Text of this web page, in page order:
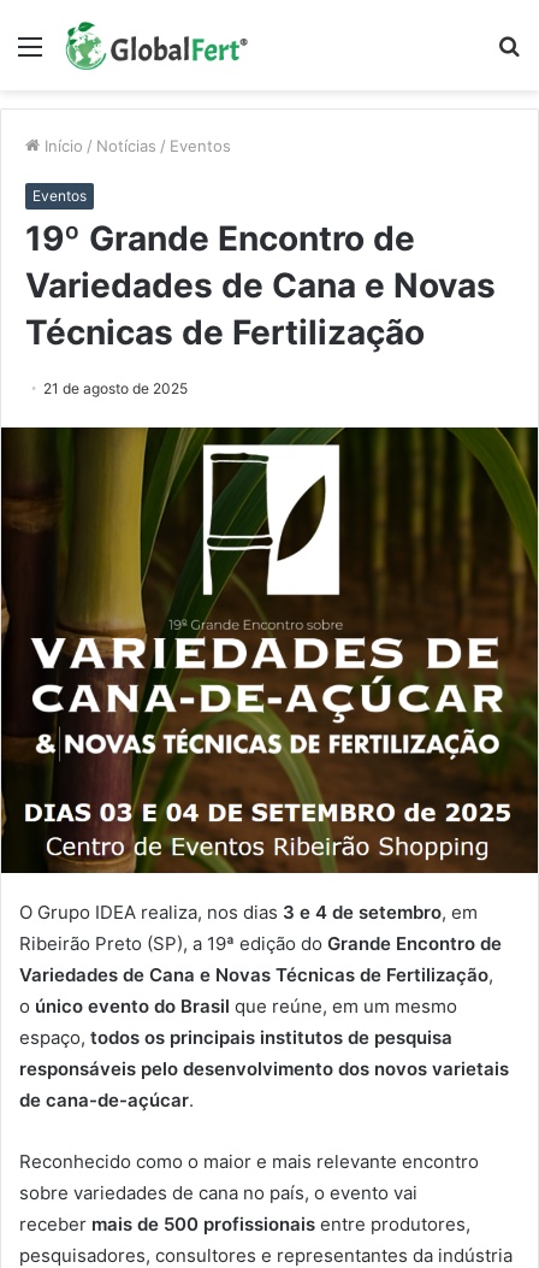
Menu
Início / Notícias / Eventos
Eventos
19º Grande Encontro de
Variedades de Cana e Novas
Técnicas de Fertilização
21 de agosto de 2025
O Grupo IDEA realiza, nos dias 3 e 4 de setembro, em
Ribeirão Preto (SP), a 19ª edição do Grande Encontro de
Variedades de Cana e Novas Técnicas de Fertilização,
o único evento do Brasil que reúne, em um mesmo
espaço, todos os principais institutos de pesquisa
responsáveis pelo desenvolvimento dos novos varietais
de cana-de-açúcar.
Reconhecido como o maior e mais relevante encontro
sobre variedades de cana no país, o evento vai
receber mais de 500 profissionais entre produtores,
pesquisadores, consultores e representantes da indústria